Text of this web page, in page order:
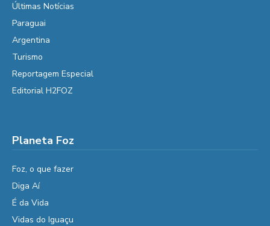
Últimas Notícias
Paraguai
Argentina
Turismo
Reportagem Especial
Editorial H2FOZ
Planeta Foz
Foz, o que fazer
Diga Aí
É da Vida
Vidas do Iguaçu